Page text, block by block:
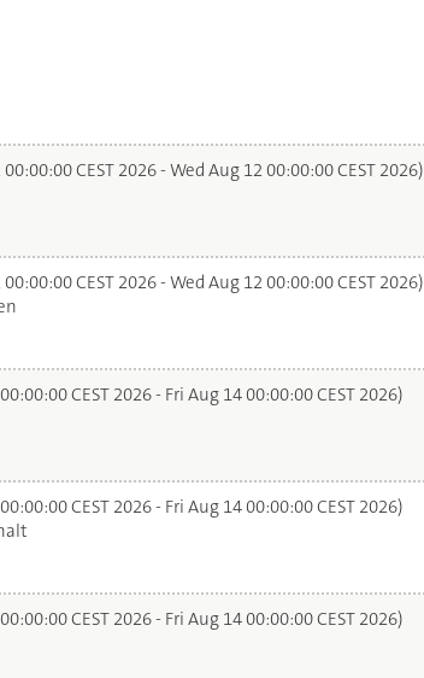
CEST 2026 - Wed Aug 12 00:00:00 CEST 2026)
CEST 2026 - Wed Aug 12 00:00:00 CEST 2026)
CEST 2026 - Fri Aug 14 00:00:00 CEST 2026)
CEST 2026 - Fri Aug 14 00:00:00 CEST 2026)
CEST 2026 - Fri Aug 14 00:00:00 CEST 2026)